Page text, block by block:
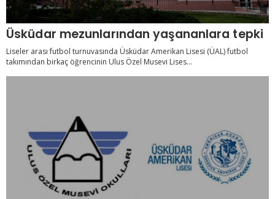
Üsküdar mezunlarından yaşananlara tepki
Liseler arası futbol turnuvasında Üsküdar Amerikan Lisesi (ÜAL) futbol
takımından birkaç öğrencinin Ulus Özel Musevi Lises...